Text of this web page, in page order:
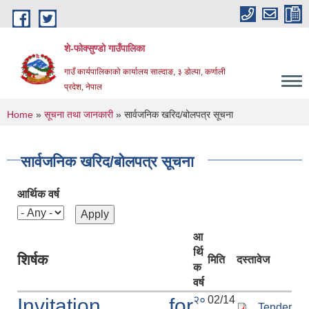
Skip to main content
शे-फोक्सुण्डो गाउँपालिका
गाउँ कार्यपालिकाको कार्यालय साल्दाङ, ३ डोल्पा, कर्णाली
प्रदेश, नेपाल
You are here
Home » सूचना तथा जानकारी» सार्वजनिक खरिद/बोलपत्र सूचना
सार्वजनिक खरिद/बोलपत्र सूचना
आर्थिक वर्ष
शिर्षक
आ
र्थि
क
वर्ष
मिति दस्तावेज
२० 02/14